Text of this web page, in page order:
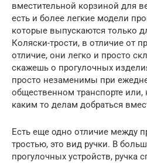
вместительной корзиной для
есть и более легкие модели
которые выпускаются только
Коляски-трости, в отличие от
отличие, они легко и просто
скажешь о прогулочных
просто незаменимы при
общественном транспорте или,
каким то делам добраться
Есть еще одно отличие между
тростью, это вид ручки. В
прогулочных устройств, ручка